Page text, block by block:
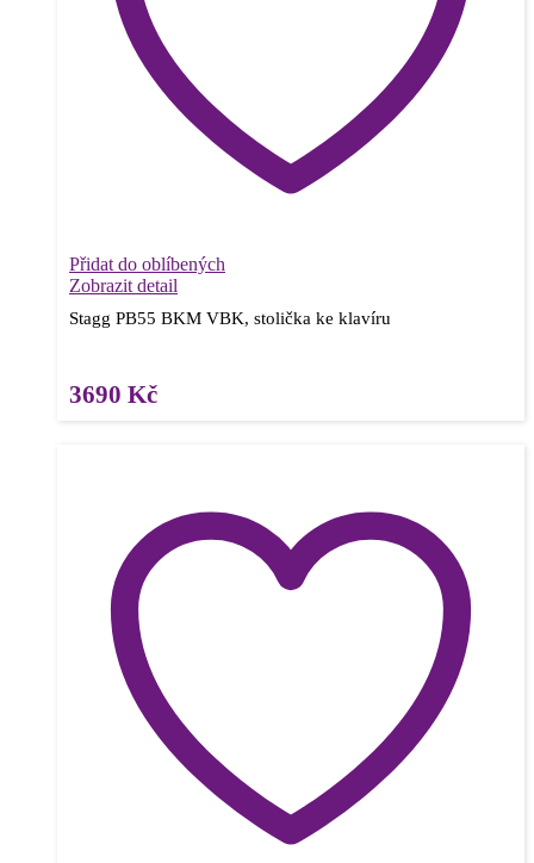
Přidat do oblíbených
Zobrazit detail
Stagg PB55 BKM VBK, stolička ke klavíru
3690 Kč